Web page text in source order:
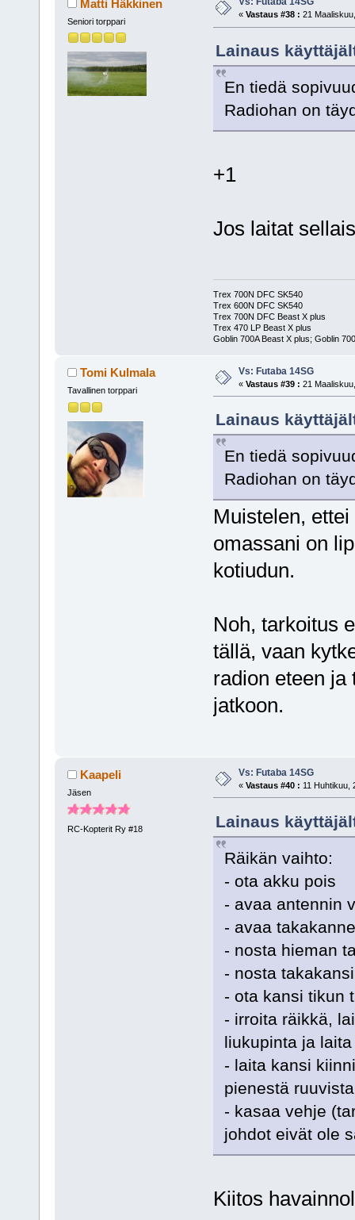
Matti Häkkinen
Seniori torppari
« Vastaus #38 : 21
Lainaus
En tiedä
Radiohan on
+1
Jos laitat
Trex 700N DFC SK540
Trex 600N DFC SK540
Trex 700N DFC Beast X plus
Trex 470 LP Beast X plus
Goblin 700A Beast X plus; Goblin
Tomi Kulmala
Tavallinen torppari
Vs: Futaba 14SG
« Vastaus #39 : 21
Lainaus
En tiedä
Radiohan on
Muistelen,
omassani on
kotiudun.
Noh, tarkoitus
tällä, vaan
radion eteen ja
jatkoon.
Kaapeli
Jäsen
RC-Kopterit Ry #18
Vs: Futaba 14SG
« Vastaus #40 : 11 Huhtikuu,
Lainaus
Räikän vaihto:
- ota akku pois
- avaa antennin
- avaa
- nosta hieman
- nosta
- ota kansi tikun
- irroita räikkä,
liukupinta ja
- laita kansi
pienestä
- kasaa vehje
johdot eivät ole
Kiitos